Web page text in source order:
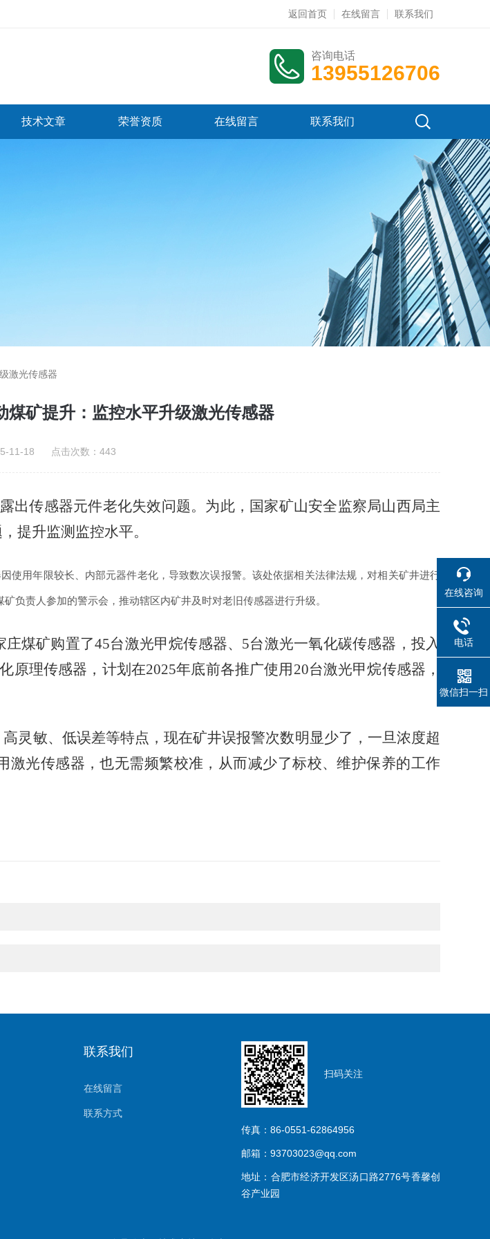
返回首页 在线留言 联系我们
咨询电话
13955126706
技术文章 荣誉资质 在线留言 联系我们
激光传感器
煤矿提升：监控水平升级激光传感器
11-18 点击次数：443
出传感器元件老化失效问题。为此，国家矿山安全监察局山西局主
提升监测监控水平。
用年限较长、内部元器件老化，导致数次误报警。该处依据相关法律法规，对相关矿井进行
负责人参加的警示会，推动辖区内矿井及时对老旧传感器进行升级。
矿购置了45台激光甲烷传感器、5台激光一氧化碳传感器，投入
理传感器，计划在2025年底前各推广使用20台激光甲烷传感器，
敏、低误差等特点，现在矿井误报警次数明显少了，一旦浓度超
光传感器，也无需频繁校准，从而减少了标校、维护保养的工作
联系我们
在线留言
联系方式
扫码关注
传真：86-0551-62864956
邮箱：93703023@qq.com
地址：合肥市经济开发区汤口路2776号香馨创
谷产业园
在线咨询
电话
微信扫一扫